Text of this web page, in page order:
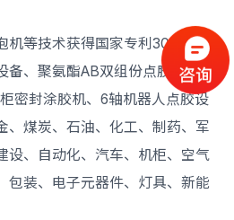
机等技术获得国家专利30项。主
备、聚氨酯AB双组份点胶设备、
密封涂胶机、6轴机器人点胶设
、煤炭、石油、化工、制药、军
设、自动化、汽车、机柜、空气
包装、电子元器件、灯具、新能